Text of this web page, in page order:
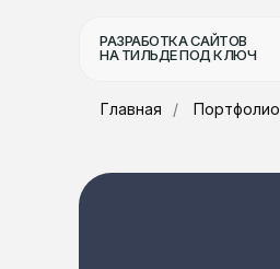
РАЗРАБОТКА САЙТОВ
НА ТИЛЬДЕ ПОД КЛЮЧ
Главная / Портфолио